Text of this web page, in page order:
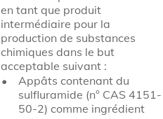
en tant que produit
intermédiaire pour la
production de substances
chimiques dans le but
acceptable suivant :
•
Appâts contenant du
sulfluramide (n° CAS 4151-
50-2) comme ingrédient